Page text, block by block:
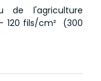
de l'agriculture
120 fils/cm² (300